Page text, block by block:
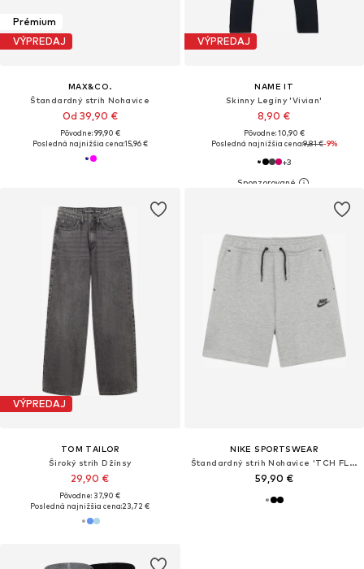
Prémium
VÝPREDAJ
MAX&CO.
Štandardný strih Nohavice
Od 39,90 €
Pôvodne: 99,90 €
Posledná najnižšia cena:15,96 €
VÝPREDAJ
NAME IT
Skinny Legíny 'Vivian'
8,90 €
Pôvodne: 10,90 €
Posledná najnižšia cena:9,81 €-9%
+3
VÝPREDAJ
TOM TAILOR
Široký strih Džínsy
29,90 €
Pôvodne: 37,90 €
Posledná najnižšia cena:23,72 €
NIKE SPORTSWEAR
Štandardný strih Nohavice 'TCH FLC'
59,90 €